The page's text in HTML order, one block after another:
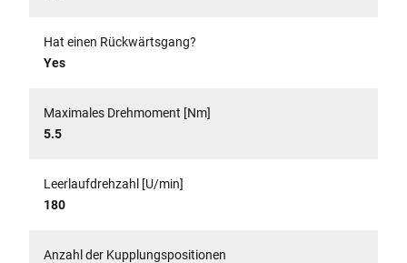
Hat einen Rückwärtsgang?
Yes
Maximales Drehmoment [Nm]
5.5
Leerlaufdrehzahl [U/min]
180
Anzahl der Kupplungspositionen